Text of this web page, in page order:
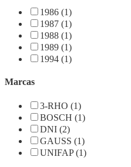
1986 (1)
1987 (1)
1988 (1)
1989 (1)
1994 (1)
Marcas
3-RHO (1)
BOSCH (1)
DNI (2)
GAUSS (1)
UNIFAP (1)